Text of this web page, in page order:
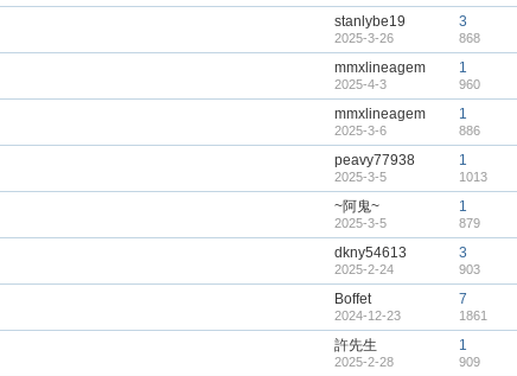
stanlybe19
2025-3-26
3
868
mmxlineagem
2025-4-3
1
960
mmxlineagem
2025-3-6
1
886
peavy77938
2025-3-5
1
1013
~阿鬼~
2025-3-5
1
879
dkny54613
2025-2-24
3
903
Boffet
2024-12-23
7
1861
許先生
2025-2-28
1
909